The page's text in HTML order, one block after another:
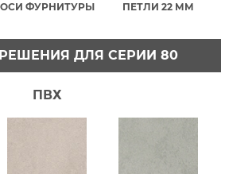
ОСИ ФУРНИТУРЫ
ПЕТЛИ 22 ММ
ДЛЯ СЕРИИ 80
ПВХ